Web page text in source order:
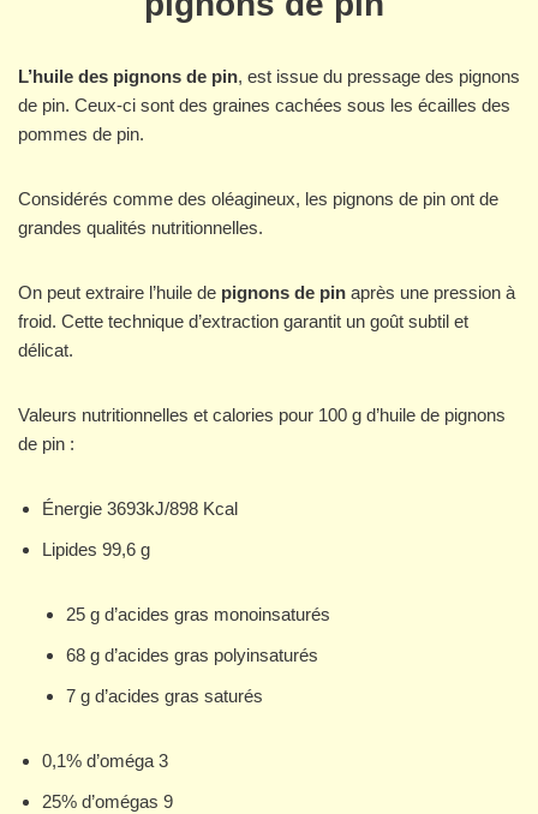
L’huile des pignons de pin, est issue du pressage des pignons
de pin. Ceux-ci sont des graines cachées sous les écailles des
pommes de pin.
Considérés comme des oléagineux, les pignons de pin ont de
grandes qualités nutritionnelles.
On peut extraire l’huile de pignons de pin après une pression à
froid. Cette technique d’extraction garantit un goût subtil et
délicat.
Valeurs nutritionnelles et calories pour 100 g d’huile de pignons
de pin :
Énergie 3693kJ/898 Kcal
Lipides 99,6 g
25 g d’acides gras monoinsaturés
68 g d’acides gras polyinsaturés
7 g d’acides gras saturés
0,1% d’oméga 3
25% d’omégas 9